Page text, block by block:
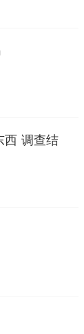
西 调查结